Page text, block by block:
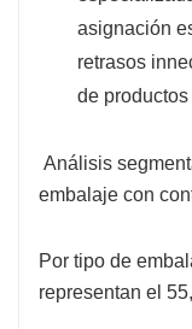
asignación
retrasos
de
Análisis
embalaje con
Por tipo de
representan el